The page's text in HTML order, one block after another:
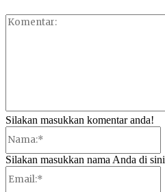
Silakan masukkan komentar anda!
Silakan masukkan nama Anda di sini